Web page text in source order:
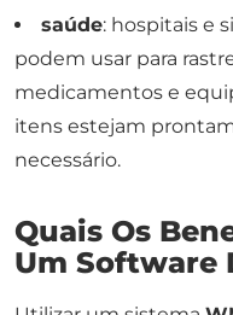
saúde: hospitais e
podem usar para
medicamentos e
itens estejam
necessário.
Quais Os
Um Software